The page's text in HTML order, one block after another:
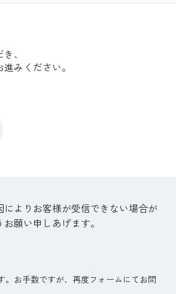
、
みください。
よりお客様が受信できない場合が
願い申しあげます。
お手数ですが、再度フォームにてお問